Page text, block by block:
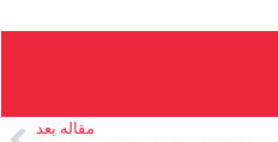
مقاله بعد